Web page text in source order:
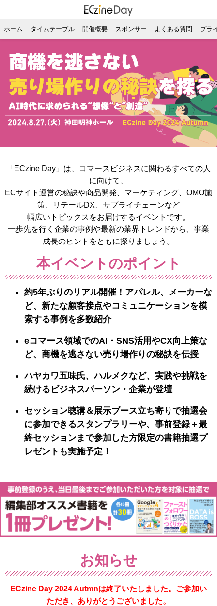
ホーム タイムテーブル 開催概要 スポンサー よくある質問 プラ
「ECzine Day」は、コマースビジネスに関わるすべての人
に向けて、
ECサイト運営の秘訣や商品開発、マーケティング、OMO施
策、リテールDX、サプライチェーンなど
幅広いトピックスをお届けするイベントです。
一歩先を行く企業の事例や最新の業界トレンドから、事業
成長のヒントをともに探りましょう。
本イベントのポイント
約5年ぶりのリアル開催！アパレル、メーカーな
ど、新たな顧客接点やコミュニケーションを模
索する事例を多数紹介
eコマース領域でのAI・SNS活用やCX向上策な
ど、商機を逃さない売り場作りの秘訣を伝授
ハヤカワ五味氏、ハルメクなど、実践や挑戦を
続けるビジネスパーソン・企業が登壇
セッション聴講＆展示ブース立ち寄りで抽選会
に参加できるスタンプラリーや、事前登録＋最
終セッションまで参加した方限定の書籍抽選プ
レゼントも実施予定！
お知らせ
ECzine Day 2024 Autmnは終了いたしました。ご参加い
ただき、ありがとうございました。